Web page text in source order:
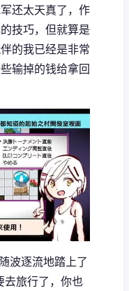
还太天真了，作
技巧，但就算是
的我已经是非常
输掉的钱给拿回
波逐流地踏上了
去旅行了，你也